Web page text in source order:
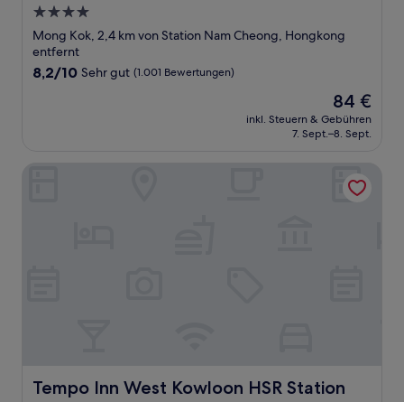
4.0-
Sterne-
Unterkunft
Mong Kok, 2,4 km von Station Nam Cheong, Hongkong
entfernt
8.2
Bewertungen)
8,2/10 Sehr gut (1.001 Bewertungen)
Der
Preis
beträgt
84 €
inkl. Steuern & Gebühren
7. Sept.–8. Sept.
Tempo Inn West Kowloon HSR Station
Tempo Inn West Kowloon HSR Station